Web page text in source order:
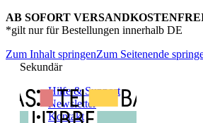
AB SOFORT
*gilt nur für Bestellungen innerhalb DE
Zum Inhalt springenZum Seitenende
Sekundär
Hilfe & Support
Newsletter
Kontakt